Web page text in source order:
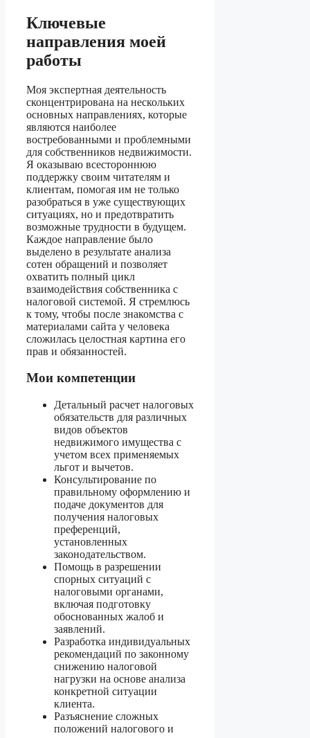
Ключевые
направления моей
работы
Моя экспертная деятельность
сконцентрирована на нескольких
основных направлениях, которые
являются наиболее
востребованными и проблемными
для собственников недвижимости.
Я оказываю всестороннюю
поддержку своим читателям и
клиентам, помогая им не только
разобраться в уже существующих
ситуациях, но и предотвратить
возможные трудности в будущем.
Каждое направление было
выделено в результате анализа
сотен обращений и позволяет
охватить полный цикл
взаимодействия собственника с
налоговой системой. Я стремлюсь
к тому, чтобы после знакомства с
материалами сайта у человека
сложилась целостная картина его
прав и обязанностей.
Мои компетенции
Детальный расчет налоговых
обязательств для различных
видов объектов
недвижимого имущества с
учетом всех применяемых
льгот и вычетов.
Консультирование по
правильному оформлению и
подаче документов для
получения налоговых
преференций,
установленных
законодательством.
Помощь в разрешении
спорных ситуаций с
налоговыми органами,
включая подготовку
обоснованных жалоб и
заявлений.
Разработка индивидуальных
рекомендаций по законному
снижению налоговой
нагрузки на основе анализа
конкретной ситуации
клиента.
Разъяснение сложных
положений налогового и